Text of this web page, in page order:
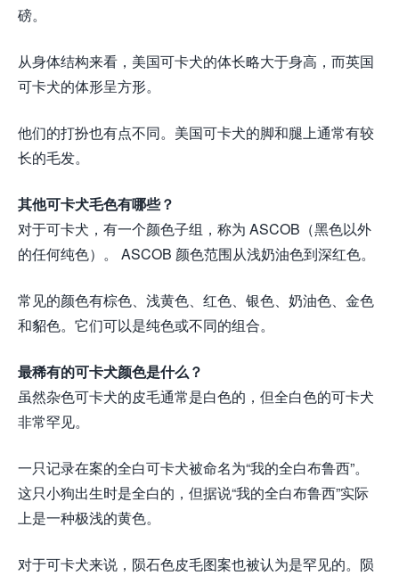
磅。
从身体结构来看，美国可卡犬的体长略大于身高，而英国
可卡犬的体形呈方形。
他们的打扮也有点不同。美国可卡犬的脚和腿上通常有较
长的毛发。
其他可卡犬毛色有哪些？
对于可卡犬，有一个颜色子组，称为 ASCOB（黑色以外
的任何纯色）。 ASCOB 颜色范围从浅奶油色到深红色。
常见的颜色有棕色、浅黄色、红色、银色、奶油色、金色
和貂色。它们可以是纯色或不同的组合。
最稀有的可卡犬颜色是什么？
虽然杂色可卡犬的皮毛通常是白色的，但全白色的可卡犬
非常罕见。
一只记录在案的全白可卡犬被命名为“我的全白布鲁西”。
这只小狗出生时是全白的，但据说“我的全白布鲁西”实际
上是一种极浅的黄色。
对于可卡犬来说，陨石色皮毛图案也被认为是罕见的。陨